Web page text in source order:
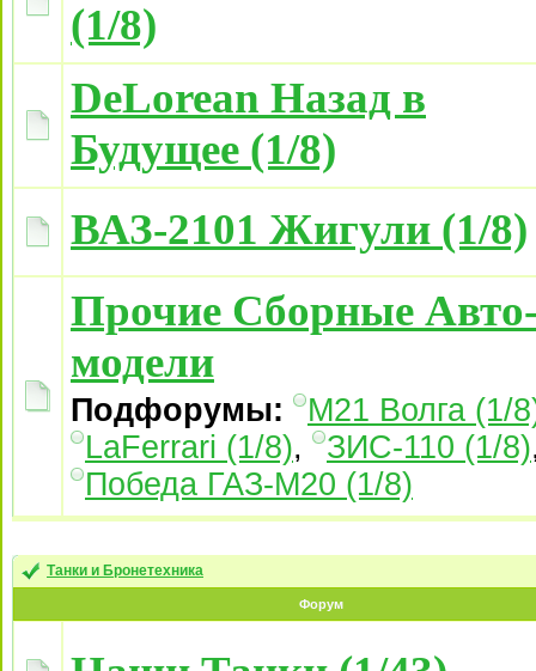
(1/8)
DeLorean Назад в
Будущее (1/8)
ВАЗ-2101 Жигули (1/8)
Прочие Сборные
модели
Подфорумы:
М21 Волга (1/
LaFerrari (1/8), ЗИС-110 (1/8)
Победа ГАЗ-М20 (1/8)
Танки и Бронетехника
Форум